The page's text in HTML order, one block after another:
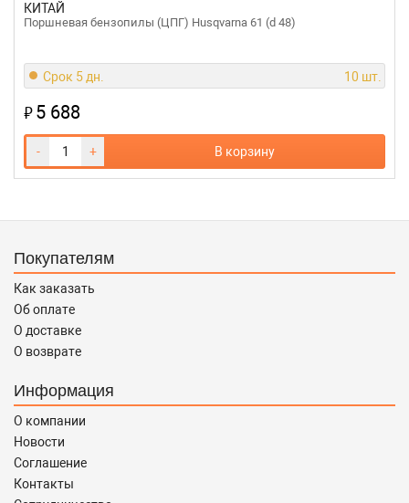
КИТАЙ
Поршневая бензопилы (ЦПГ) Husqvarna 61 (d 48)
Срок 5 дн. 10 шт.
₽5 688
- + В корзину
Покупателям
Как заказать
Об оплате
О доставке
О возврате
Информация
О компании
Новости
Соглашение
Контакты